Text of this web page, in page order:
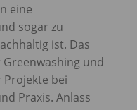
eine
sogar zu
ist. Das
und
bei
Praxis. Anlass